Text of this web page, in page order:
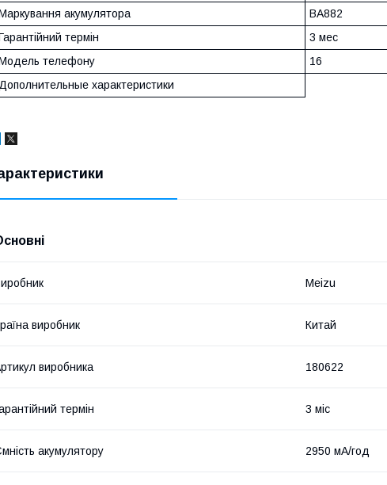
акумулятора
BA882
термін
3 мес
телефону
16
Дополнительные характеристики
Meizu
виробник Китай
виробника 180622
термін 3 міс
акумулятору 2950 мА/год